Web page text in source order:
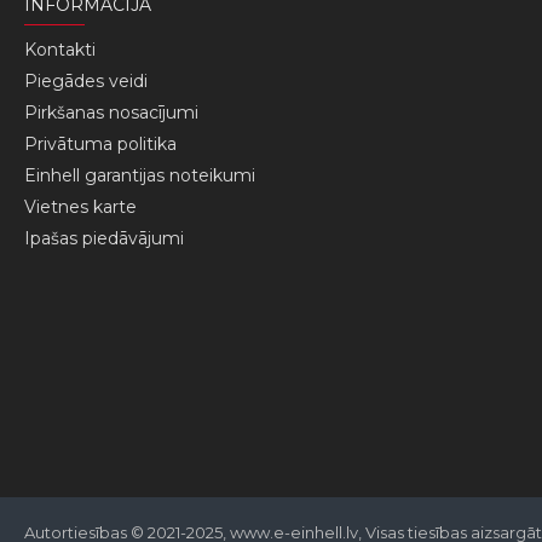
INFORMĀCIJA
Kontakti
Piegādes veidi
Pirkšanas nosacījumi
Privātuma politika
Einhell garantijas noteikumi
Vietnes karte
Ipašas piedāvājumi
Autortiesības © 2021-2025, www.e-einhell.lv, Visas tiesības